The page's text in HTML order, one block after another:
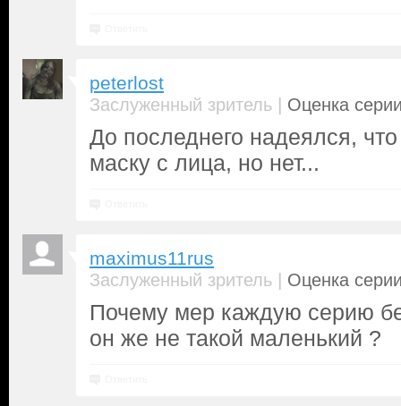
peterlost
Заслуженный зритель | Оценка
До последнего надеялся,
маску с лица, но нет...
maximus11rus
Заслуженный зритель | Оценка
Почему мер каждую серию
он же не такой маленький ?